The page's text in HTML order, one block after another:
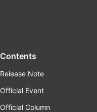
Contents
Release Note
Official Event
Official Column